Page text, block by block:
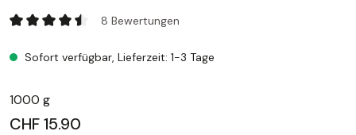
Borbone Caffe in Grani miscela NOBILE
8 Bewertungen
Sofort verfügbar, Lieferzeit: 1-3 Tage
1000 g
CHF 15.90